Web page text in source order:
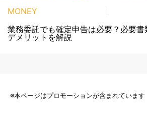
MONEY
業務委託でも確定申告は必要？必要
デメリットを解説
※本ページはプロモーションが含まれています